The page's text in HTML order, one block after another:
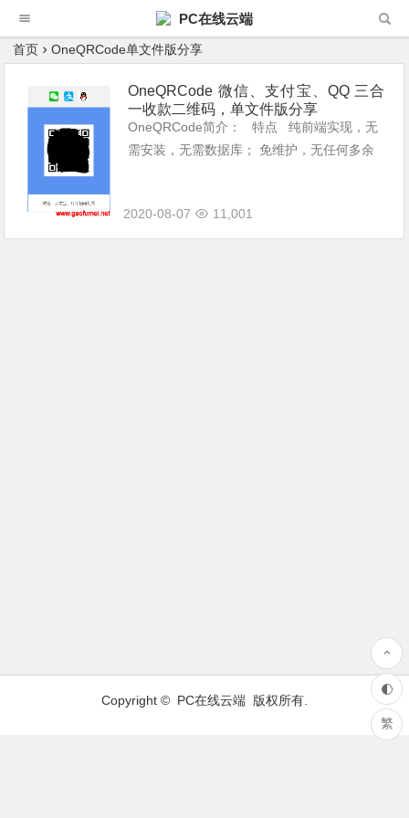
PC在线云端
首页 OneQRCode单文件版分享
OneQRCode 微信、支付宝、QQ 三合
一收款二维码，单文件版分享
OneQRCode简介： 特点 纯前端实现，无
需安装，无需数据库； 免维护，无任何多余
2020-08-07
11,001
Copyright © PC在线云端 版权所有.
繁